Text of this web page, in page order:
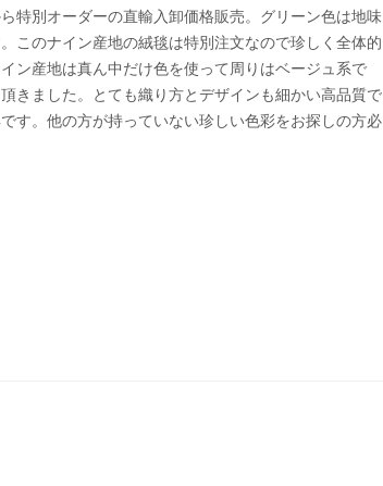
特別オーダーの直輸入卸価格販売。グリーン色は地味
このナイン産地の絨毯は特別注文なので珍しく全体的
ン産地は真ん中だけ色を使って周りはベージュ系で
きました。とても織り方とデザインも細かい高品質で
す。他の方が持っていない珍しい色彩をお探しの方必